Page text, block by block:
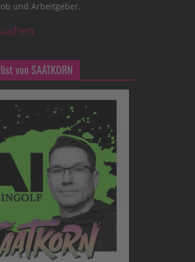
und Arbeitgeber.
von SAATKORN